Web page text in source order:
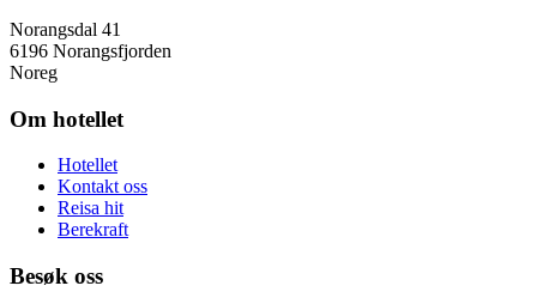
Norangsdal 41
6196 Norangsfjorden
Noreg
Om hotellet
Hotellet
Kontakt oss
Reisa hit
Berekraft
Besøk oss